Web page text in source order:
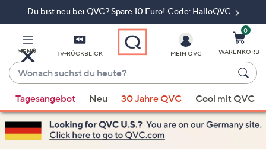
Du bist neu bei QVC? Spare 10 Euro! Code: HalloQVC
MENÜ TV-RÜCKBLICK
Wonach
suchst
du
heute?
Vorschläge
verfügbar
sind,
verwenden
MEIN QVC
0
WARENKORB
Tagesangebot Neu 30 Jahre QVC Cool mit QVC